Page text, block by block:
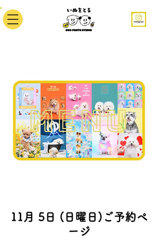
11月 5日 (日曜日)ご予約ペ
ージ